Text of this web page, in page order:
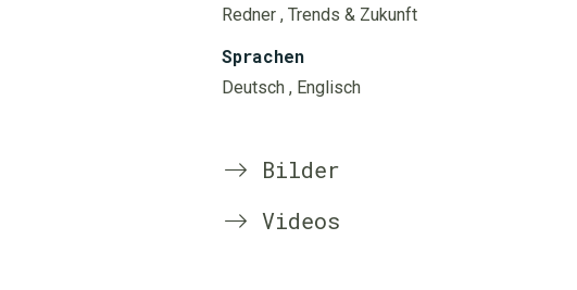
Redner , Trends & Zukunft
Sprachen
Deutsch , Englisch
Bilder
Videos